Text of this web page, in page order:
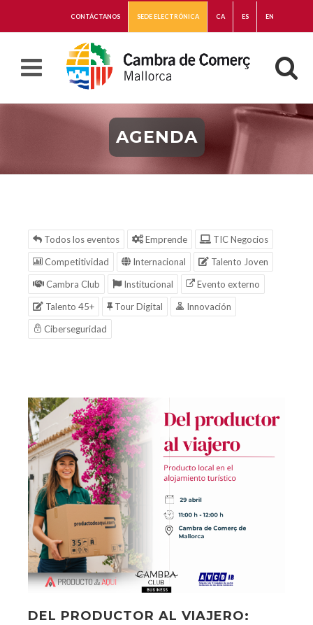
CONTÁCTANOS SEDE ELECTRÓNICA CA ES EN
AGENDA
Todos los eventos Emprende
TIC Negocios
Competitividad
Internacional
Talento Joven
Cambra Club
Institucional
Evento externo
Talento 45+
Tour Digital
Innovación
Ciberseguridad
DEL PRODUCTOR AL VIAJERO: